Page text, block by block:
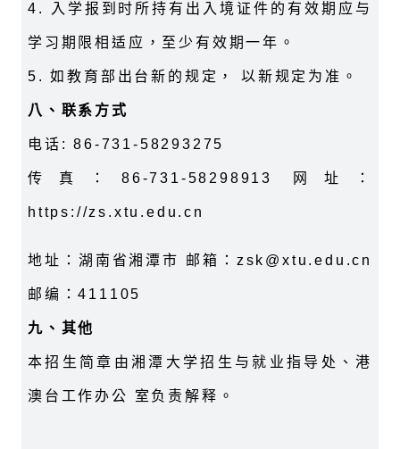
4. 入学报到时所持有出入境证件的有效期应与
学习期限相适应，至少有效期一年。
5. 如教育部出台新的规定， 以新规定为准。
八、联系方式
电话: 86-731-58293275
传真：86-731-58298913 网址：
https://zs.xtu.edu.cn
地址：湖南省湘潭市 邮箱：zsk@xtu.edu.cn
邮编：411105
九、其他
本招生简章由湘潭大学招生与就业指导处、港
澳台工作办公 室负责解释。